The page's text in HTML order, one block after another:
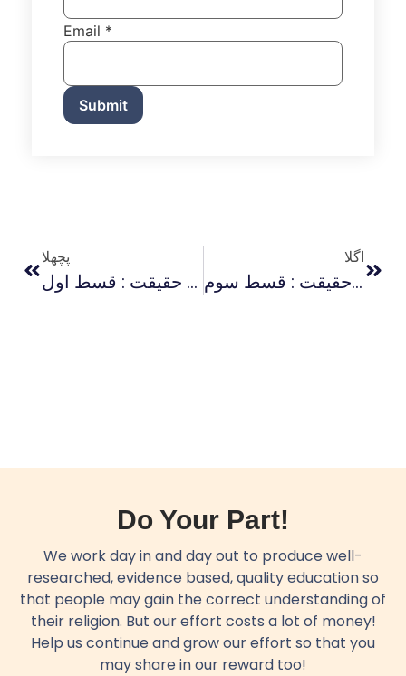
Email *
Submit
پچھلا
اسلام اور ریاست: غامدی صاحب کے ’جوابی بیانیے‘ کی حقیقت : قسط اول
اگلا
اسلام اور ریاست: غامدی صاحب کے ’جوابی بیانیے‘ کی حقیقت : قسط سوم
Do Your Part!
We work day in and day out to produce well-
researched, evidence based, quality education so
that people may gain the correct understanding of
their religion. But our effort costs a lot of money!
Help us continue and grow our effort so that you
may share in our reward too!